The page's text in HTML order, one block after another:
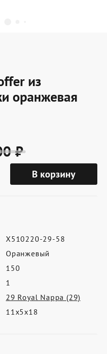
персональных
из
оранжевая
₽
В корзину
X510220-29-58
Оранжевый
150
1
29 Royal Nappa (29)
11х5х18